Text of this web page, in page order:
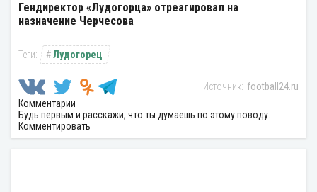
Гендиректор «Лудогорца» отреагировал на
назначение Черчесова
Лудогорец
football24.ru
Комментарии
Будь первым и расскажи, что ты думаешь по этому поводу.
Комментировать